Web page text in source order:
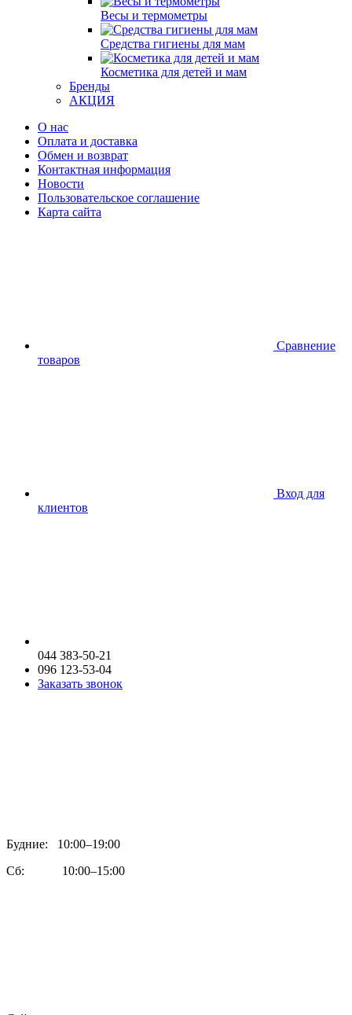
Весы и термометры
Средства гигиены для мам
Косметика для детей и мам
Бренды
АКЦИЯ
О нас
Оплата и доставка
Обмен и возврат
Контактная информация
Новости
Пользовательское соглашение
Карта сайта
Сравнение
товаров
Вход для
клиентов
044 383-50-21
096 123-53-04
Заказать звонок
Будние: 10:00–19:00
Сб: 10:00–15:00